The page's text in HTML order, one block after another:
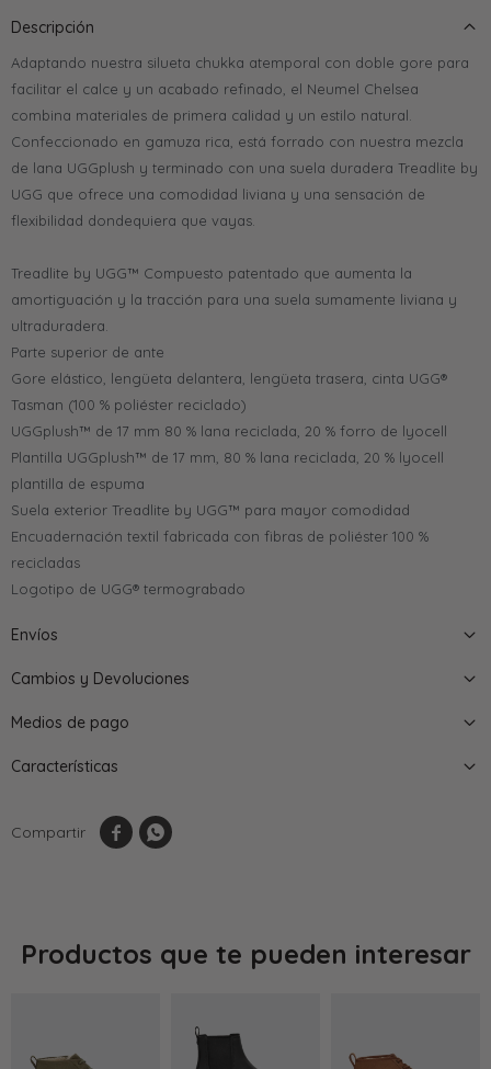
Descripción
Adaptando nuestra silueta chukka atemporal con doble gore para
facilitar el calce y un acabado refinado, el Neumel Chelsea
combina materiales de primera calidad y un estilo natural.
Confeccionado en gamuza rica, está forrado con nuestra mezcla
de lana UGGplush y terminado con una suela duradera Treadlite by
UGG que ofrece una comodidad liviana y una sensación de
flexibilidad dondequiera que vayas.
Treadlite by UGG™ Compuesto patentado que aumenta la
amortiguación y la tracción para una suela sumamente liviana y
ultraduradera.
Parte superior de ante
Gore elástico, lengüeta delantera, lengüeta trasera, cinta UGG®
Tasman (100 % poliéster reciclado)
UGGplush™ de 17 mm 80 % lana reciclada, 20 % forro de lyocell
Plantilla UGGplush™ de 17 mm, 80 % lana reciclada, 20 % lyocell
plantilla de espuma
Suela exterior Treadlite by UGG™ para mayor comodidad
Encuadernación textil fabricada con fibras de poliéster 100 %
recicladas
Logotipo de UGG® termograbado
Envíos
Cambios y Devoluciones
Medios de pago
Características
 
Productos que te pueden interesar